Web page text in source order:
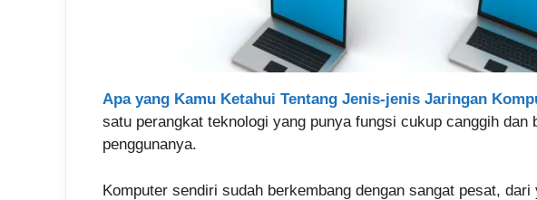
Apa yang Kamu Ketahui Tentang Jenis-jenis Jaringan
satu perangkat teknologi yang punya fungsi cukup canggih
penggunanya.
Komputer sendiri sudah berkembang dengan sangat pesat,